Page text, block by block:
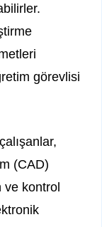
görevlisi
(CAD)
ve kontrol